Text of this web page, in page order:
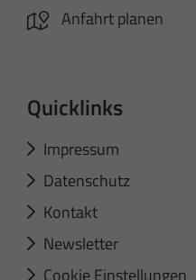
Anfahrt planen
Quicklinks
Impressum
Datenschutz
Kontakt
Newsletter
Cookie Einstellungen